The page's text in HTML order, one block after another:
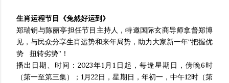
生肖运程节目《兔然好运到》
郑瑞钥与陈丽亭担任节目主持人，特邀国际玄商导师拿督郑博
见，与民众分享生肖运势和来年局势，助力大家新一年“把握优
势 扭转劣势”！
播出日期、时间：2023年1月1日起，每逢星期日，傍晚6时
（第一至第三集）；1月22日，星期日，年初一，中午12时（第